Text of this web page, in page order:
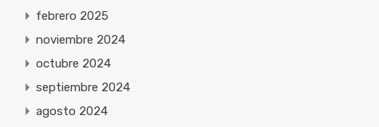
febrero 2025
noviembre 2024
octubre 2024
septiembre 2024
agosto 2024